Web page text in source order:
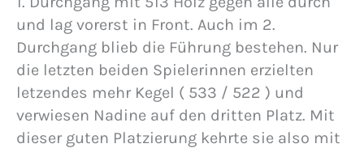
und lag vorerst in Front. Auch im 2.
Durchgang blieb die Führung bestehen. Nur
die letzten beiden Spielerinnen erzielten
letzendes mehr Kegel ( 533 / 522 ) und
verwiesen Nadine auf den dritten Platz. Mit
dieser guten Platzierung kehrte sie also mit